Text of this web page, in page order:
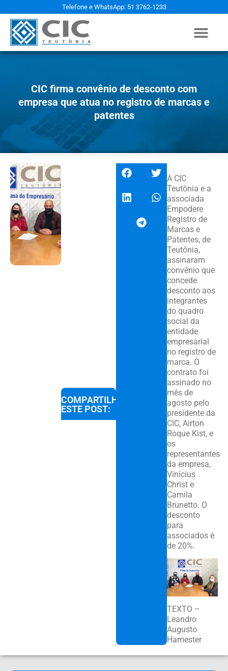
Telefone e WhatsApp: 51 3762-1233
CIC firma convênio de desconto com
empresa que atua no registro de marcas e
patentes
COMPARTILHE
ESTE POST:
A CIC
Teutônia e a
associada
Empodere
Registro de
Marcas e
Patentes, de
Teutônia,
assinaram
convênio que
concede
desconto aos
integrantes
do quadro
social da
entidade
empresarial
no registro de
marca. O
contrato foi
assinado no
mês de
agosto pelo
presidente da
CIC, Airton
Roque Kist, e
os
representantes
da empresa,
Vinícius
Christ e
Camila
Brunetto. O
desconto
para
associados é
de 20%.
TEXTO –
Leandro
Augusto
Hamester